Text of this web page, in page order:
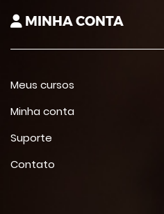
MINHA CONTA
Meus cursos
Minha conta
Suporte
Contato